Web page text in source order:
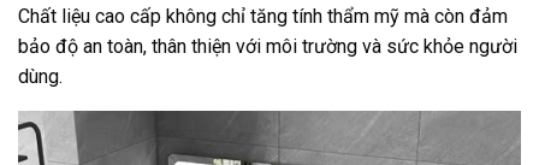
Chất liệu cao cấp không chỉ tăng tính thẩm mỹ mà còn đảm
bảo độ an toàn, thân thiện với môi trường và sức khỏe người
dùng.